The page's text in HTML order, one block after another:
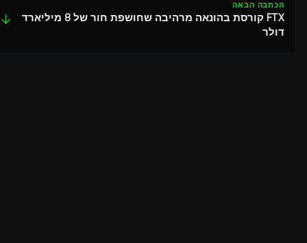
הכתבה הבאה
FTX קורסת בהונאה מרהיבה שחושפת חור של 8 מיליארד
דולר